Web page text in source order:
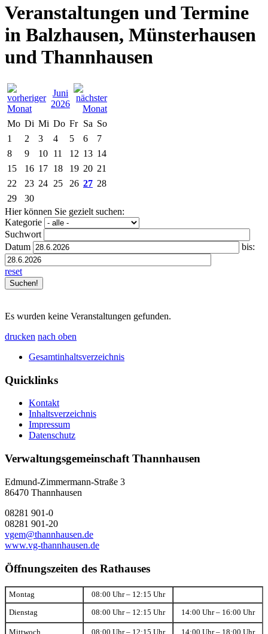
Veranstaltungen und Termine
in Balzhausen, Münsterhausen
und Thannhausen
Juni
2026
Mo Di Mi Do Fr Sa So
1
2 3 4 5 6
7
8
9 10 11 12 13 14
15
16 17 18 19 20 21
22
23 24 25 26 27 28
29
30
Hier können Sie gezielt suchen:
Kategorie
Suchwort
Datum
bis:
reset
Es wurden keine Veranstaltungen gefunden.
drucken nach oben
Gesamtinhaltsverzeichnis
Quicklinks
Kontakt
Inhaltsverzeichnis
Impressum
Datenschutz
Verwaltungsgemeinschaft Thannhausen
Edmund-Zimmermann-Straße 3
86470 Thannhausen
08281 901-0
08281 901-20
vgem@thannhausen.de
www.vg-thannhausen.de
Öffnungszeiten des Rathauses
Montag 08:00 Uhr – 12:15 Uhr
Dienstag 08:00 Uhr – 12:15 Uhr 14:00 Uhr – 16:00 Uhr